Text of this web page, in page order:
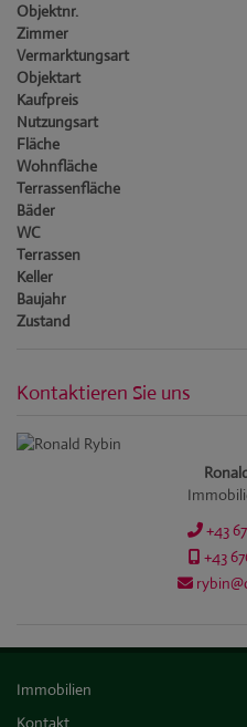
Objektnr.
Zimmer
Vermarktungsart
Objektart
Kaufpreis
Nutzungsart
Fläche
Wohnfläche
Terrassenfläche
Bäder
WC
Terrassen
Keller
Baujahr
Zustand
Kontaktieren Sie uns
+43
+43
Immobilien